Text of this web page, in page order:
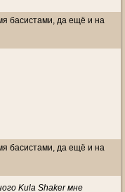
басистами, да ещё и на
басистами, да ещё и на
Kula Shaker мне